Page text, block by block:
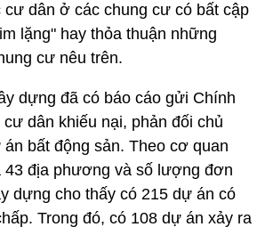
cư dân ở các chung cư có bất cập
lặng" hay thỏa thuận những
cư nêu trên.
dựng đã có báo cáo gửi Chính
dân khiếu nại, phản đối chủ
bất động sản. Theo cơ quan
43 địa phương và số lượng đơn
dựng cho thấy có 215 dự án có
Trong đó, có 108 dự án xảy ra